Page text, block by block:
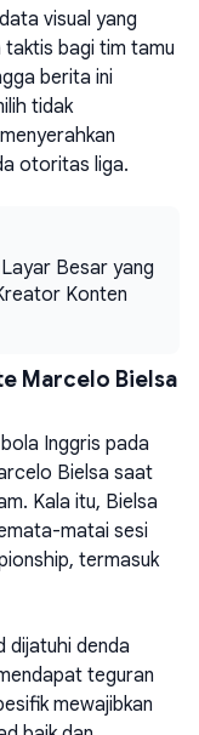
visual yang
taktis bagi tim tamu
berita ini
tidak
otoritas liga.
Besar yang
Konten
Marcelo Bielsa
Inggris pada
Bielsa saat
Kala itu, Bielsa
matai sesi
termasuk
dijatuhi denda
teguran
mewajibkan